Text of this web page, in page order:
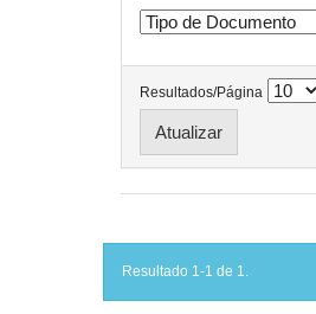
Resultados/Página
Resultado 1-1 de 1.